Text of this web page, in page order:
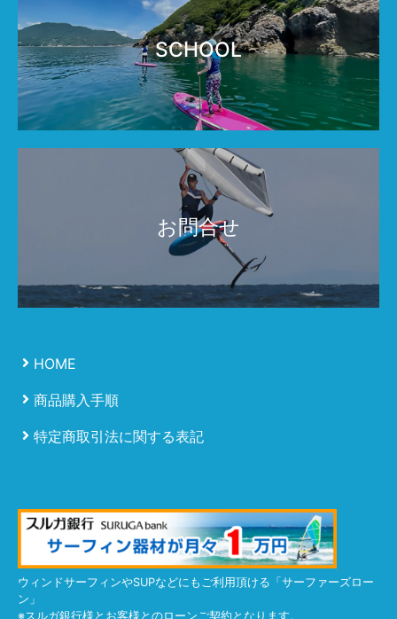
SCHOOL
お問合せ
HOME
商品購入手順
特定商取引法に関する表記
ウィンドサーフィンやSUPなどにもご利用頂ける「サーファーズロー
ン」
※スルガ銀行様とお客様とのローンご契約となります。